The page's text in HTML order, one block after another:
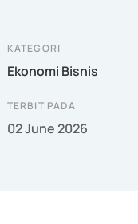
KATEGORI
Ekonomi Bisnis
TERBIT PADA
02 June 2026